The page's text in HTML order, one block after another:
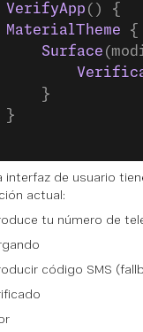
VerifyApp () {
MaterialTheme
{
Surface
}
}
interfaz de usuario
actual:
tu número de
código SMS